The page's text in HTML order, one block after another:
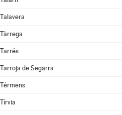
Talavera
Tàrrega
Tarrés
Tarroja de Segarra
Térmens
Tírvia